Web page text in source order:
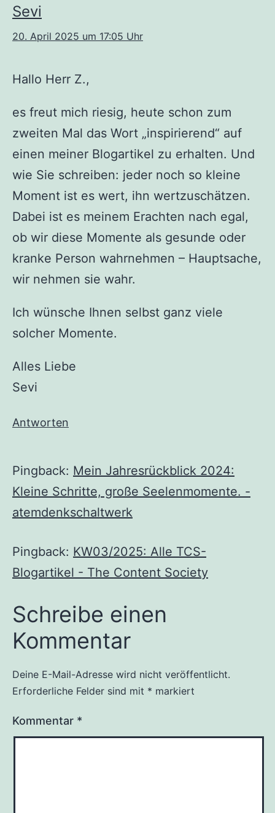
Sevi
20. April 2025 um 17:05 Uhr
Hallo Herr Z.,
es freut mich riesig, heute schon zum
zweiten Mal das Wort „inspirierend“ auf
einen meiner Blogartikel zu erhalten. Und
wie Sie schreiben: jeder noch so kleine
Moment ist es wert, ihn wertzuschätzen.
Dabei ist es meinem Erachten nach egal,
ob wir diese Momente als gesunde oder
kranke Person wahrnehmen – Hauptsache,
wir nehmen sie wahr.
Ich wünsche Ihnen selbst ganz viele
solcher Momente.
Alles Liebe
Sevi
Antworten
Pingback: Mein Jahresrückblick 2024:
Kleine Schritte, große Seelenmomente. -
atemdenkschaltwerk
Pingback: KW03/2025: Alle TCS-
Blogartikel - The Content Society
Schreibe einen
Kommentar
Deine E-Mail-Adresse wird nicht veröffentlicht.
Erforderliche Felder sind mit * markiert
Kommentar *